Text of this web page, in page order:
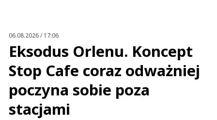
06.08.2026 / 17:06
Eksodus Orlenu. Koncept
Stop Cafe coraz odważniej
poczyna sobie poza
stacjami